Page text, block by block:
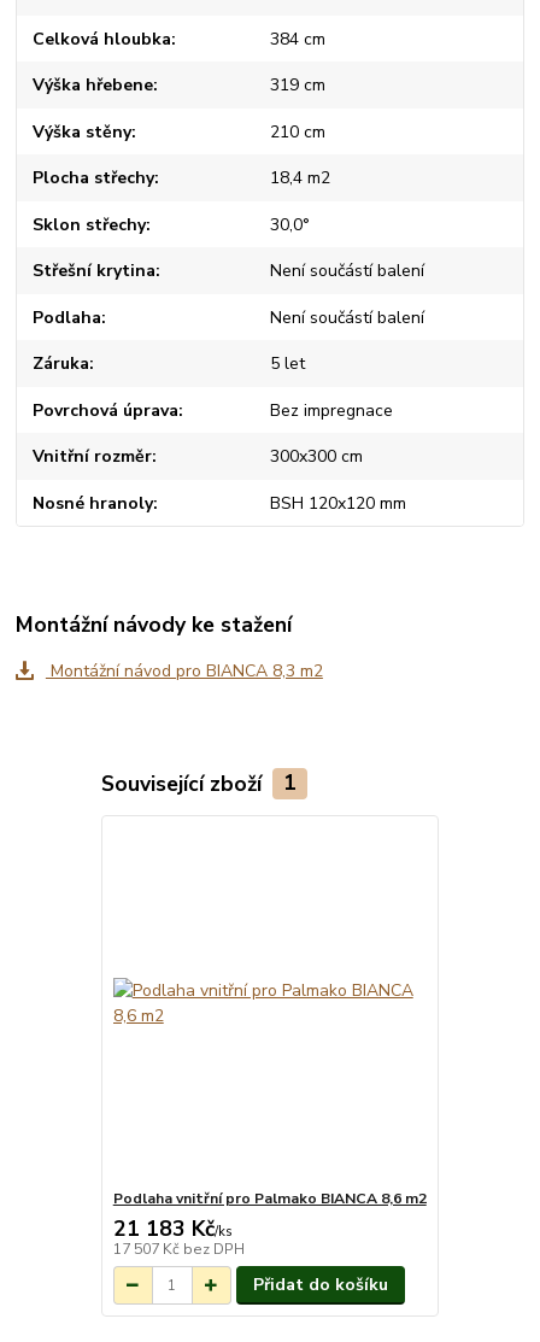
Celková hloubka 384 cm
Výška hřebene 319 cm
Výška stěny 210 cm
Plocha střechy 18,4 m2
Sklon střechy 30,0°
Střešní krytina Není součástí balení
Podlaha Není součástí balení
Záruka 5 let
Povrchová úprava Bez impregnace
Vnitřní rozměr 300x300 cm
Nosné hranoly BSH 120x120 mm
Montážní návody ke stažení
Montážní návod pro BIANCA 8,3 m2
Související zboží 1
Podlaha vnitřní pro Palmako BIANCA 8,6 m2
21 183 Kč/ks
17 507 Kč bez DPH
Přidat do košíku